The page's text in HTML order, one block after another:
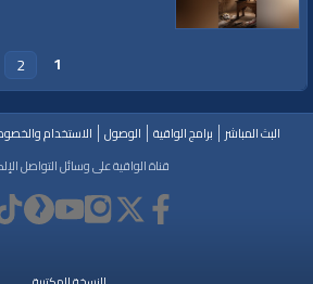
1
2
البث المباشر برامج الواقية الوصول الاستخدام
قناة الواقية على وسائل التواصل